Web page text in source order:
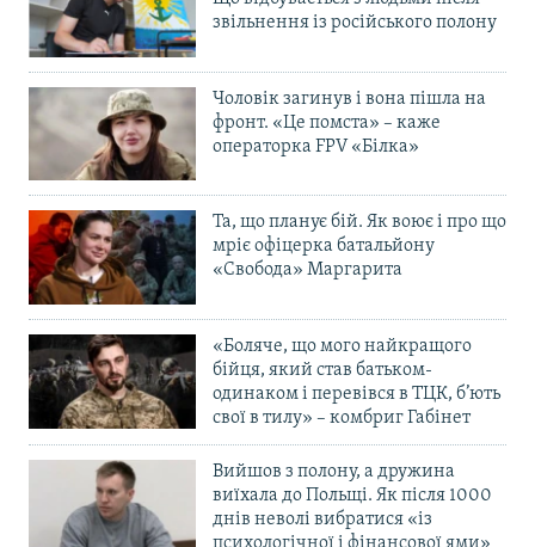
звільнення із російського полону
Чоловік загинув і вона пішла на
фронт. «Це помста» – каже
операторка FPV «Білка»
Та, що планує бій. Як воює і про що
мріє офіцерка батальйону
«Свобода» Маргарита
«Боляче, що мого найкращого
бійця, який став батьком-
одинаком і перевівся в ТЦК, б’ють
свої в тилу» – комбриг Габінет
Вийшов з полону, а дружина
виїхала до Польщі. Як після 1000
днів неволі вибратися «із